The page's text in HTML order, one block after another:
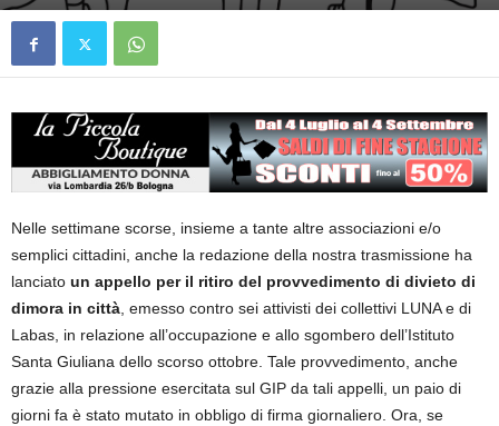
Nelle settimane scorse, insieme a tante altre associazioni e/o
semplici cittadini, anche la redazione della nostra trasmissione ha
lanciato un appello per il ritiro del provvedimento di divieto di
dimora in città, emesso contro sei attivisti dei collettivi LUNA e di
Labas, in relazione all’occupazione e allo sgombero dell’Istituto
Santa Giuliana dello scorso ottobre. Tale provvedimento, anche
grazie alla pressione esercitata sul GIP da tali appelli, un paio di
giorni fa è stato mutato in obbligo di firma giornaliero. Ora, se